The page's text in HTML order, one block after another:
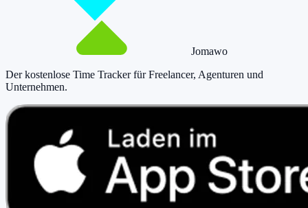
Jomawo
Der kostenlose Time Tracker für Freelancer, Agenturen und
Unternehmen.